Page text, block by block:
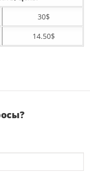
30$
14.50$